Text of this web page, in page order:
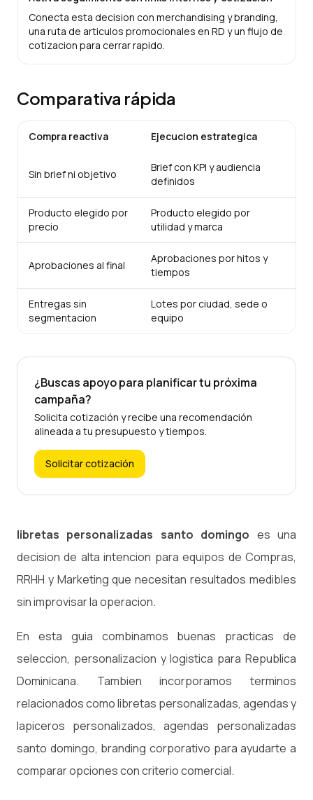
Conecta esta decision con merchandising y branding,
una ruta de articulos promocionales en RD y un flujo de
cotizacion para cerrar rapido.
Comparativa rápida
Compra reactiva Ejecucion estrategica
Sin brief ni objetivo
Brief con KPI y audiencia
definidos
Producto elegido por
precio
Producto elegido por
utilidad y marca
Aprobaciones al final
Aprobaciones por hitos y
tiempos
Entregas sin
segmentacion
Lotes por ciudad, sede o
equipo
¿Buscas apoyo para planificar tu próxima
campaña?
Solicita cotización y recibe una recomendación
alineada a tu presupuesto y tiempos.
Solicitar cotización
libretas personalizadas santo domingo es una
decision de alta intencion para equipos de Compras,
RRHH y Marketing que necesitan resultados medibles
sin improvisar la operacion.
En esta guia combinamos buenas practicas de
seleccion, personalizacion y logistica para Republica
Dominicana. Tambien incorporamos terminos
relacionados como libretas personalizadas, agendas y
lapiceros personalizados, agendas personalizadas
santo domingo, branding corporativo para ayudarte a
comparar opciones con criterio comercial.